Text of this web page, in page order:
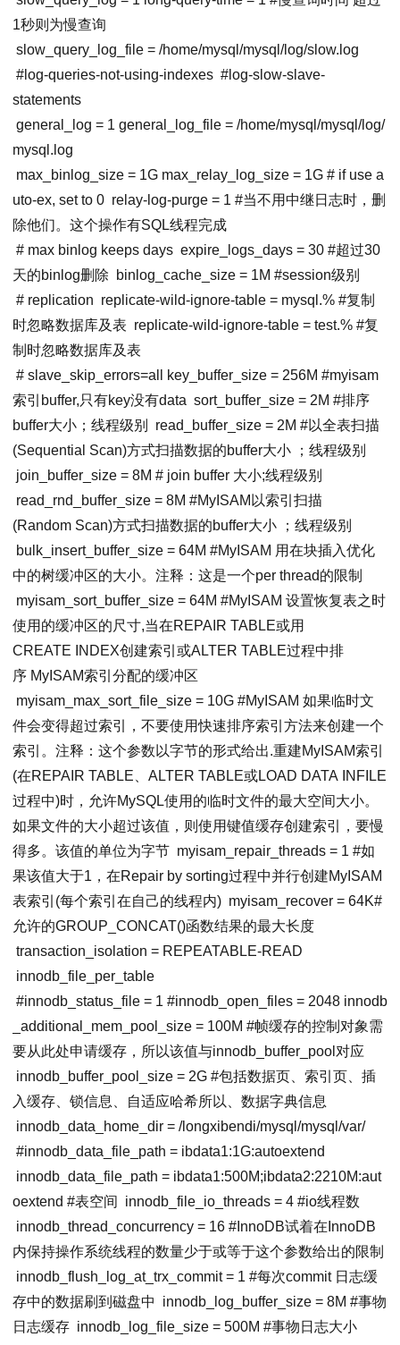
1秒则为慢查询
slow_query_log_file = /home/mysql/mysql/log/slow.log
#log-queries-not-using-indexes #log-slow-slave-
statements
general_log = 1 general_log_file = /home/mysql/mysql/log/
mysql.log
max_binlog_size = 1G max_relay_log_size = 1G # if use a
uto-ex, set to 0 relay-log-purge = 1 #当不用中继日志时，删
除他们。这个操作有SQL线程完成
# max binlog keeps days expire_logs_days = 30 #超过30
天的binlog删除
binlog_cache_size = 1M #session级别
# replication replicate-wild-ignore-table = mysql .% #复制
时忽略数据库及表 replicate-wild-ignore-table = test.% #复
制时忽略数据库及表
# slave_skip_errors=all key_buffer_size = 256M #myisam
索引buffer,只有key没有data sort_buffer_size = 2M #排序
buffer大小；线程级别 read_buffer_size = 2M #以全表扫描
(Sequential Scan)方式扫描数据的buffer大小 ；线程级别
join_buffer_size = 8M # join buffer 大小;线程级别
read_rnd_buffer_size = 8M #MyISAM以索引扫描
(Random Scan)方式扫描数据的buffer大小 ；线程级别
bulk_insert_buffer_size = 64M #MyISAM 用在块插入优化
中的树缓冲区的大小。注释：这是一个per thread的限制
myisam_sort_buffer_size = 64M #MyISAM 设置恢复表之时
使用的缓冲区的尺寸,当在REPAIR TABLE或用
CREATE INDEX创建索引或ALTER TABLE过程中排
序 MyISAM索引分配的缓冲区
myisam_max_sort_file_size = 10G #MyISAM 如果临时文
件会变得超过索引，不要使用快速排序索引方法来创建一个
索引。注释：这个参数以字节的形式给出.重建MyISAM索引
(在REPAIR TABLE、ALTER TABLE或LOAD DATA INFILE
过程中)时，允许MySQL使用的临时文件的最大空间大小。
如果文件的大小超过该值，则使用键值缓存创建索引，要慢
得多。该值的单位为字节 myisam_repair_threads = 1 #如
果该值大于1，在Repair by sorting过程中并行创建MyISAM
表索引(每个索引在自己的线程内) myisam_recover = 64K#
允许的GROUP_CONCAT()函数结果的最大长度
transaction_isolation = REPEATABLE-READ
innodb_file_per_table
#innodb_status_file = 1 #innodb_open_files = 2048 innodb
_additional_mem_pool_size = 100M #帧缓存的控制对象需
要从此处申请缓存，所以该值与innodb_buffer_pool对应
innodb_buffer_pool_size = 2G #包括数据页、索引页、插
入缓存、锁信息、自适应哈希所以、数据字典信息
innodb_data_home_dir = /longxibendi/mysql/mysql/var/
#innodb_data_file_path = ibdata1:1G:autoextend
innodb_data_file_path = ibdata1:500M;ibdata2:2210M:aut
oextend #表空间 innodb_file_io_threads = 4 #io线程数
innodb_thread_concurrency = 16 #InnoDB试着在InnoDB
内保持操作系统线程的数量少于或等于这个参数给出的限制
innodb_flush_log_at_trx_commit= 1 #每次commit 日志缓
存中的数据刷到磁盘中 innodb_log_buffer_size = 8M #事物
日志缓存 innodb_log_file_size = 500M #事物日志大小